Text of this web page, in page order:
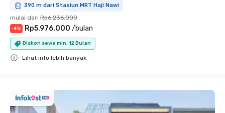
390 m dari Stasiun MRT Haji Nawi
mulai dari Rp6.236.000
-4% Rp5.976.000 /bulan
Diskon sewa min. 12 Bulan
Lihat info lebih banyak